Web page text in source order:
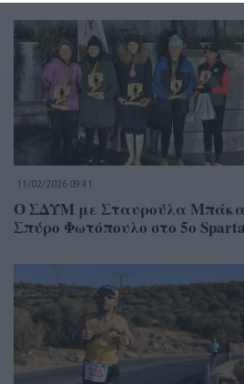
11/02/2026 09:41
Ο ΣΔΥΜ με Σταυρούλα Μπάκα
Σπύρο Φωτόπουλο στο 5ο